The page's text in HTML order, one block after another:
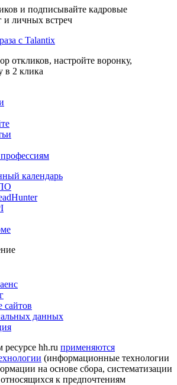
и подписывайте кадровые
и личных встреч
с Talantix
откликов, настройте воронку,
в 2 клика
календарь
сайтов
данных
hh.ru применяются
(информационные технологии
на основе сбора, систематизации
к предпочтениям